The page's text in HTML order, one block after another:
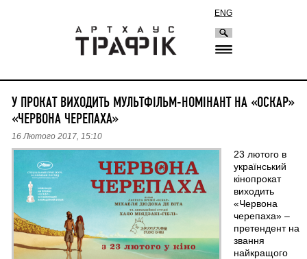
ENG
У ПРОКАТ ВИХОДИТЬ МУЛЬТФІЛЬМ-НОМІНАНТ НА «ОСКАР»
«ЧЕРВОНА ЧЕРЕПАХА»
16 Лютого 2017, 15:10
23 лютого в
український
кінопрокат
виходить
«Червона
черепаха» –
претендент на
звання
найкращого